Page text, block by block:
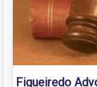
Figueiredo